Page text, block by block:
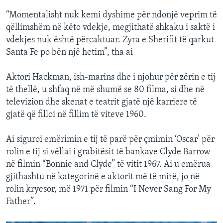
“Momentalisht nuk kemi dyshime për ndonjë veprim të
qëllimshëm në këto vdekje, megjithatë shkaku i saktë i
vdekjes nuk është përcaktuar. Zyra e Sherifit të qarkut
Santa Fe po bën një hetim”, tha ai
Aktori Hackman, ish-marins dhe i njohur për zërin e tij
të thellë, u shfaq në më shumë se 80 filma, si dhe në
televizion dhe skenat e teatrit gjatë një karriere të
gjatë që filloi në fillim të viteve 1960.
Ai siguroi emërimin e tij të parë për çmimin ‘Oscar’ për
rolin e tij si vëllai i grabitësit të bankave Clyde Barrow
në filmin “Bonnie and Clyde” të vitit 1967. Ai u emërua
gjithashtu në kategorinë e aktorit më të mirë, jo në
rolin kryesor, më 1971 për filmin “I Never Sang For My
Father”.